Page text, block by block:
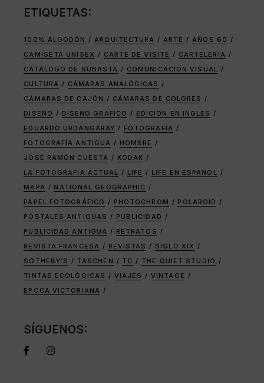
ETIQUETAS:
100% ALGODÓN ARQUITECTURA ARTE
AÑOS 60
CAMISETA UNISEX
CARTE DE VISITE
CARTELERÍA
CATÁLOGO DE SUBASTA
COMUNICACIÓN VISUAL
CULTURA
CÁMARAS ANALÓGICAS
CÁMARAS DE CAJÓN
CÁMARAS DE COLORES
DISEÑO
DISEÑO GRÁFICO
EDICIÓN EN INGLÉS
EDUARDO URDANGARAY
FOTOGRAFÍA
FOTOGRAFÍA ANTIGUA
HOMBRE
JOSÉ RAMÓN CUESTA
KODAK
LA FOTOGRAFÍA ACTUAL
LIFE
LIFE EN ESPAÑOL
MAPA
NATIONAL GEOGRAPHIC
PAPEL FOTOGRÁFICO
PHOTOCHROM
POLAROID
POSTALES ANTIGUAS
PUBLICIDAD
PUBLICIDAD ANTIGUA
RETRATOS
REVISTA FRANCESA
REVISTAS
SIGLO XIX
SOTHEBY'S
TASCHEN TC
THE QUIET STUDIO
TINTAS ECOLÓGICAS
VIAJES
VINTAGE
ÉPOCA VICTORIANA
SÍGUENOS: